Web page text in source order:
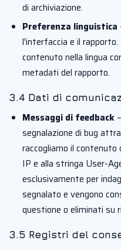
di archiviazione.
Preferenza linguistica
l'interfaccia e il
contenuto nella lingua
metadati del rapporto.
3.4 Dati di
Messaggi di feedback
segnalazione di bug
raccogliamo il contenuto
IP e alla stringa User-
esclusivamente per
segnalato e vengono
questione o eliminati su
3.5 Registri del